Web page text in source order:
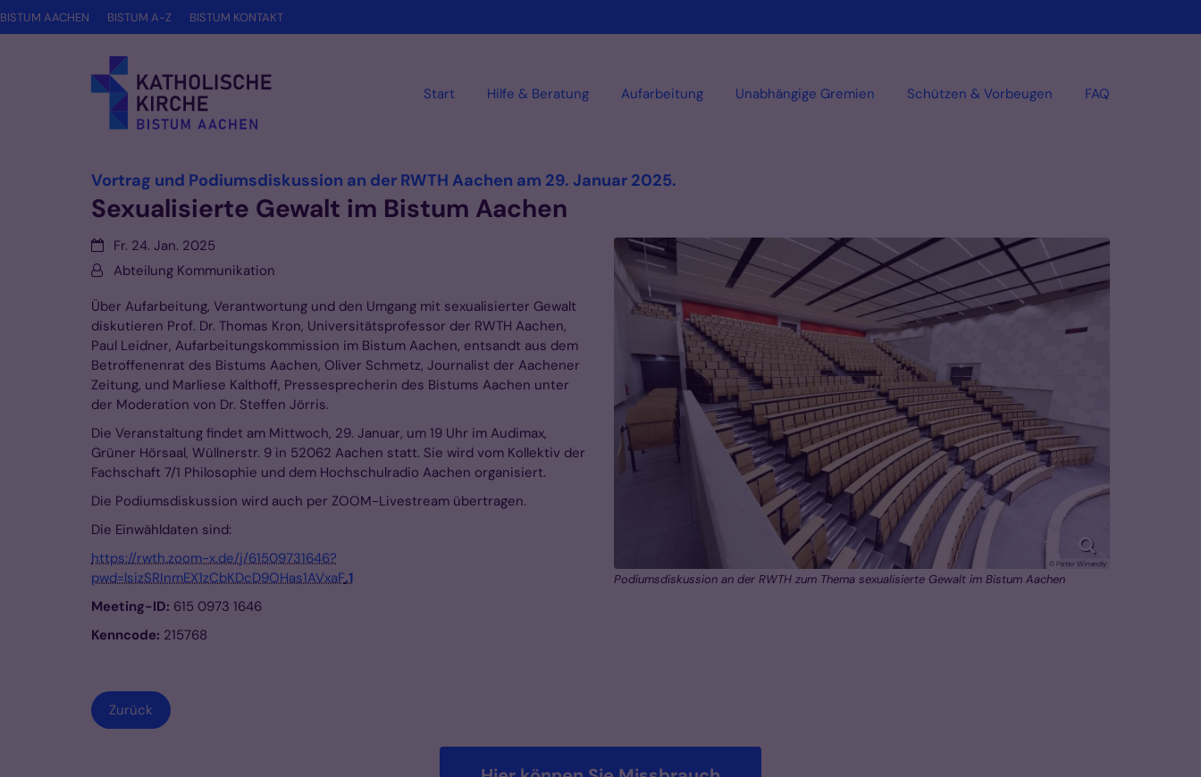
Zum Inhalt springen
Start Hilfe & Beratung Aufarbeitung Unabhängige Gremien Schützen & Vorbeugen FAQ
BISTUM AACHEN BISTUM A-Z BISTUM KONTAKT
Vortrag und Podiumsdiskussion an der RWTH Aachen am 29. Januar 2025.
Sexualisierte Gewalt im Bistum Aachen
© Peter Winandy
Podiumsdiskussion an der RWTH zum Thema sexualisierte Gewalt im Bistum Aachen
Datum:Fr. 24. Jan. 2025
Von:Abteilung Kommunikation
Über Aufarbeitung, Verantwortung und den Umgang mit sexualisierter Gewalt
diskutieren Prof. Dr. Thomas Kron, Universitätsprofessor der RWTH Aachen,
Paul Leidner, Aufarbeitungskommission im Bistum Aachen, entsandt aus dem
Betroffenenrat des Bistums Aachen, Oliver Schmetz, Journalist der Aachener
Zeitung, und Marliese Kalthoff, Pressesprecherin des Bistums Aachen unter
der Moderation von Dr. Steffen Jörris.
Die Veranstaltung findet am Mittwoch, 29. Januar, um 19 Uhr im Audimax,
Grüner Hörsaal, Wüllnerstr. 9 in 52062 Aachen statt. Sie wird vom Kollektiv der
Fachschaft 7/1 Philosophie und dem Hochschulradio Aachen organisiert.
Die Podiumsdiskussion wird auch per ZOOM-Livestream übertragen.
Die Einwähldaten sind:
https://rwth.zoom-x.de/j/61509731646?
pwd=lsizSRInmEX1zCbKDcD9OHas1AVxaF.1
Meeting-ID: 615 0973 1646
Kenncode: 215768
Zurück